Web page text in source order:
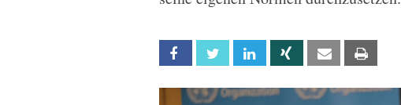
Facebook Twitter Linkedin Xing Email